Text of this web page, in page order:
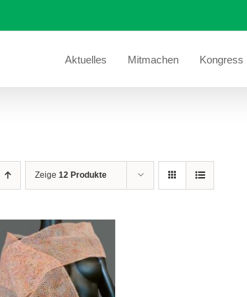
Aktuelles Mitmachen Kongress
Zeige 12 Produkte